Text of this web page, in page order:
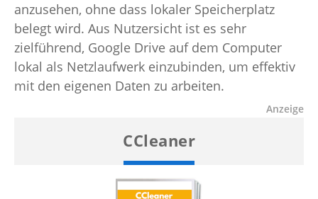
anzusehen, ohne dass lokaler Speicherplatz
belegt wird. Aus Nutzersicht ist es sehr
zielführend, Google Drive auf dem Computer
lokal als Netzlaufwerk einzubinden, um effektiv
mit den eigenen Daten zu arbeiten.